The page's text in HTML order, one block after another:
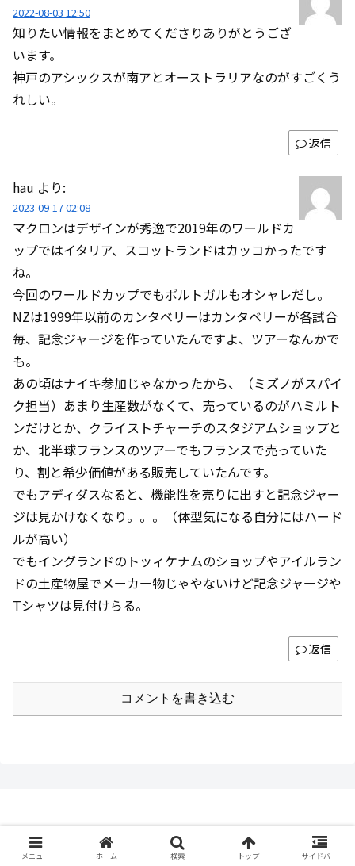
2022-08-03 12:50
知りたい情報をまとめてくださりありがとうござ
います。
神戸のアシックスが南アとオーストラリアなのがすごくう
れしい。
返信
hau より:
2023-09-17 02:08
マクロンはデザインが秀逸で2019年のワールドカ
ップではイタリア、スコットランドはカッコかったです
ね。
今回のワールドカップでもポルトガルもオシャレだし。
NZは1999年以前のカンタベリーはカンタベリーが各試合
毎、記念ジャージを作っていたんですよ、ツアーなんかで
も。
あの頃はナイキ参加じゃなかったから、（ミズノがスパイ
ク担当）あまり生産数がなくて、売っているのがハミルト
ンだけとか、クライストチャーチのスタジアムショップと
か、北半球フランスのツアーでもフランスで売っていた
り、割と希少価値がある販売していたんです。
でもアディダスなると、機能性を売りに出すと記念ジャー
ジは見かけなくなり。。。（体型気になる自分にはハード
ルが高い）
でもイングランドのトッィケナムのショップやアイルラン
ドの土産物屋でメーカー物じゃやないけど記念ジャージや
Tシャツは見付けらる。
返信
コメントを書き込む
ぐっさんのブログ
お問い合わせ プライバシーポリシー
メニュー ホーム 検索 トップ サイドバー